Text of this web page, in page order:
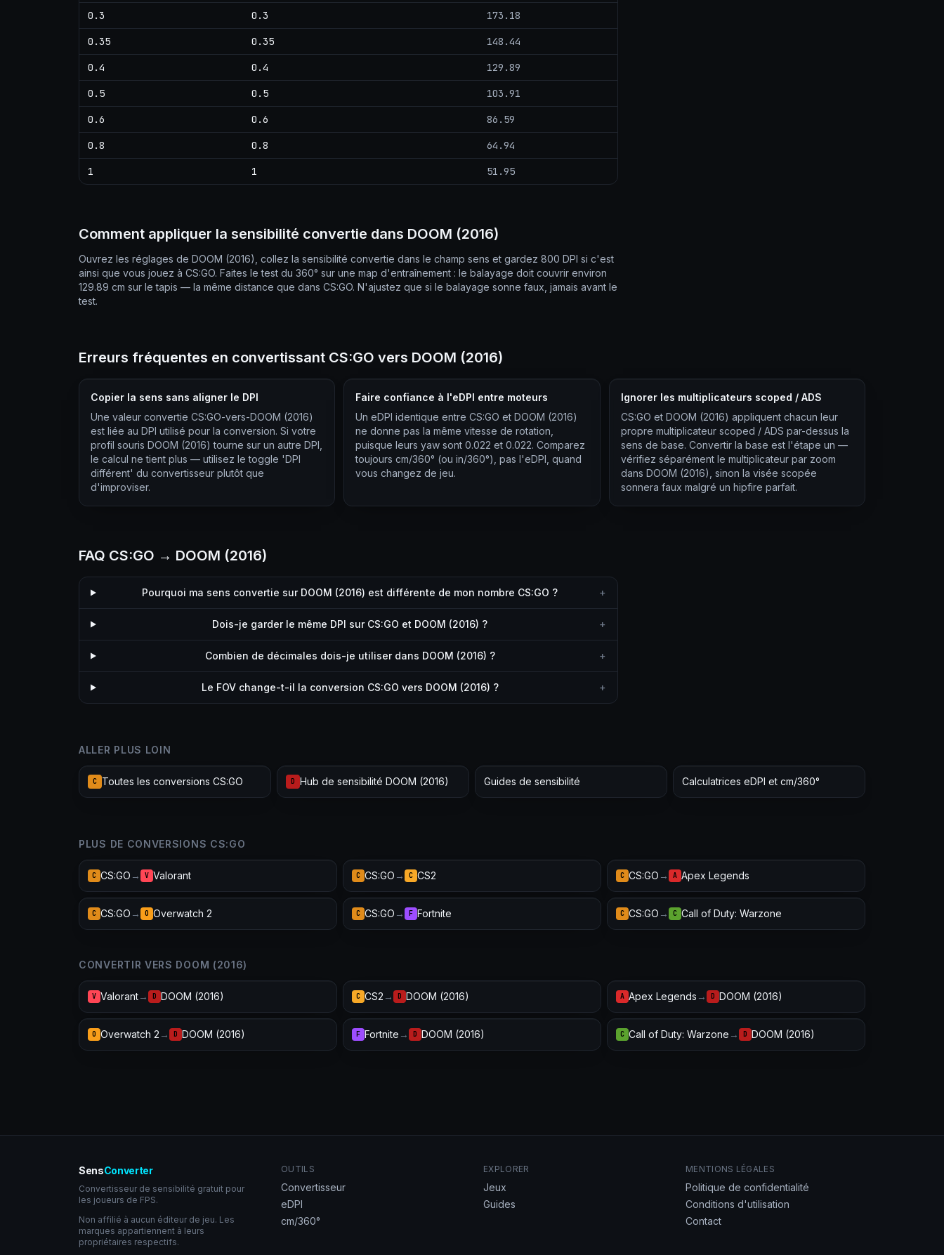
0.3 0.3 173.18
0.35 0.35 148.44
0.4 0.4 129.89
0.5 0.5 103.91
0.6 0.6 86.59
0.8 0.8 64.94
1 1 51.95
Comment appliquer la sensibilité convertie dans DOOM (2016)
Ouvrez les réglages de DOOM (2016), collez la sensibilité convertie dans le champ sens et gardez 800 DPI si c'est
ainsi que vous jouez à CS:GO. Faites le test du 360° sur une map d'entraînement : le balayage doit couvrir environ
129.89 cm sur le tapis — la même distance que dans CS:GO. N'ajustez que si le balayage sonne faux, jamais avant le
test.
Erreurs fréquentes en convertissant CS:GO vers DOOM (2016)
Copier la sens sans aligner le DPI
Une valeur convertie CS:GO-vers-DOOM (2016)
est liée au DPI utilisé pour la conversion. Si votre
profil souris DOOM (2016) tourne sur un autre DPI,
le calcul ne tient plus — utilisez le toggle 'DPI
différent' du convertisseur plutôt que
d'improviser.
Faire confiance à l'eDPI entre moteurs
Un eDPI identique entre CS:GO et DOOM (2016)
ne donne pas la même vitesse de rotation,
puisque leurs yaw sont 0.022 et 0.022. Comparez
toujours cm/360° (ou in/360°), pas l'eDPI, quand
vous changez de jeu.
Ignorer les multiplicateurs scoped / ADS
CS:GO et DOOM (2016) appliquent chacun leur
propre multiplicateur scoped / ADS par-dessus la
sens de base. Convertir la base est l'étape un —
vérifiez séparément le multiplicateur par zoom
dans DOOM (2016), sinon la visée scopée
sonnera faux malgré un hipfire parfait.
FAQ CS:GO → DOOM (2016)
Pourquoi ma sens convertie sur DOOM (2016) est différente de mon nombre CS:GO ? +
Dois-je garder le même DPI sur CS:GO et DOOM (2016) ? +
Combien de décimales dois-je utiliser dans DOOM (2016) ? +
Le FOV change-t-il la conversion CS:GO vers DOOM (2016) ? +
ALLER PLUS LOIN
C Toutes les conversions CS:GO D Hub de sensibilité DOOM (2016) Guides de sensibilité Calculatrices eDPI et cm/360°
PLUS DE CONVERSIONS CS:GO
C CS:GO → V Valorant C CS:GO → C CS2 C CS:GO → A Apex Legends
C CS:GO → O Overwatch 2 C CS:GO → F Fortnite C CS:GO → C Call of Duty: Warzone
CONVERTIR VERS DOOM (2016)
V Valorant→ D DOOM (2016) C CS2 → D DOOM (2016) A Apex Legends → D DOOM (2016)
O Overwatch 2 → D DOOM (2016) F Fortnite → D DOOM (2016) C Call of Duty: Warzone → D DOOM (2016)
SensConverter
Convertisseur de sensibilité gratuit pour
les joueurs de FPS.
Non affilié à aucun éditeur de jeu. Les
marques appartiennent à leurs
propriétaires respectifs.
OUTILS
Convertisseur
eDPI
cm/360°
EXPLORER
Jeux
Guides
MENTIONS LÉGALES
Politique de confidentialité
Conditions d'utilisation
Contact